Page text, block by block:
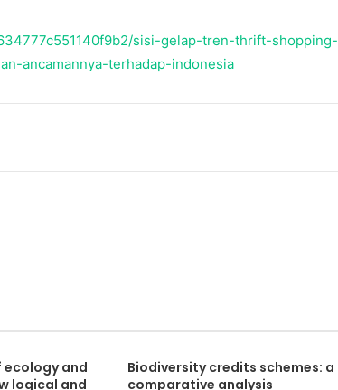
sisi-gelap-tren-thrift-shopping-
ancamannya-terhadap-indonesia
ecology and
logical and
Biodiversity credits schemes: a
comparative analysis